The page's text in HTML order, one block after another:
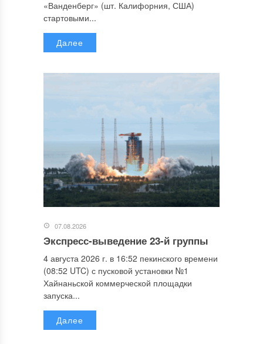
«Ванденберг» (шт. Калифорния, США)
стартовыми...
Далее
07.08.2026
Экспресс-выведение 23-й группы
4 августа 2026 г. в 16:52 пекинского времени
(08:52 UTC) с пусковой установки №1
Хайнаньской коммерческой площадки
запуска...
Далее